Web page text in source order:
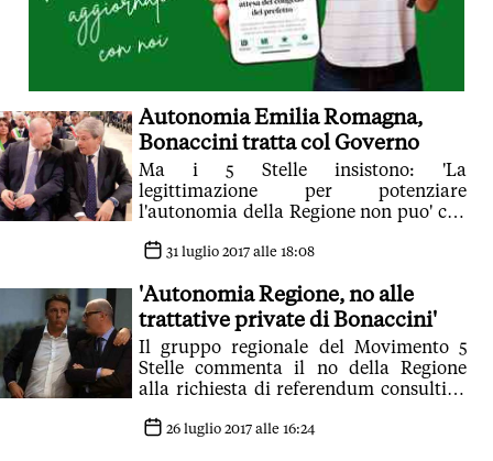
Autonomia Emilia Romagna,
Bonaccini tratta col Governo
Ma i 5 Stelle insistono: 'La
legittimazione per potenziare
l'autonomia della Regione non puo' che
consultivo'
31 luglio 2017 alle 18:08
'Autonomia Regione, no alle
trattative private di Bonaccini'
Il gruppo regionale del Movimento 5
Stelle commenta il no della Regione
alla richiesta di referendum consultivo
se Bonaccini ha lavorato in silenzio
26 luglio 2017 alle 16:24